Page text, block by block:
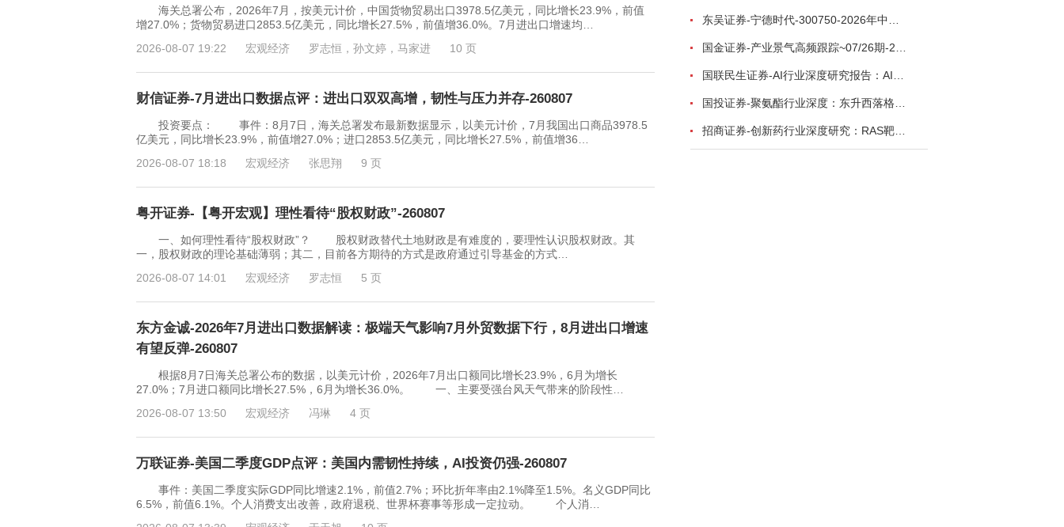
海关总署公布，2026年7月，按美元计价，中国货物贸易出口3978.5亿美元，同比增长23.9%，前值
增27.0%；货物贸易进口2853.5亿美元，同比增长27.5%，前值增36.0%。7月进出口增速均…
2026-08-07 19:22
宏观经济 罗志恒，孙文婷，马家进 10 页
财信证券-7月进出口数据点评：进出口双双高增，韧性与压力并存-260807
投资要点： 事件：8月7日，海关总署发布最新数据显示，以美元计价，7月我国出口商品3978.5
亿美元，同比增长23.9%，前值增27.0%；进口2853.5亿美元，同比增长27.5%，前值增36…
2026-08-07 18:18
宏观经济 张思翔 9 页
粤开证券-【粤开宏观】理性看待“股权财政”-260807
一、如何理性看待“股权财政”？ 股权财政替代土地财政是有难度的，要理性认识股权财政。其
一，股权财政的理论基础薄弱；其二，目前各方期待的方式是政府通过引导基金的方式…
2026-08-07 14:01
宏观经济 罗志恒 5 页
东方金诚-2026年7月进出口数据解读：极端天气影响7月外贸数据下行，8月进出口增速
有望反弹-260807
根据8月7日海关总署公布的数据，以美元计价，2026年7月出口额同比增长23.9%，6月为增长
27.0%；7月进口额同比增长27.5%，6月为增长36.0%。 一、主要受强台风天气带来的阶段性…
2026-08-07 13:50
宏观经济 冯琳 4 页
万联证券-美国二季度GDP点评：美国内需韧性持续，AI投资仍强-260807
事件：美国二季度实际GDP同比增速2.1%，前值2.7%；环比折年率由2.1%降至1.5%。名义GDP同比
6.5%，前值6.1%。个人消费支出改善，政府退税、世界杯赛事等形成一定拉动。 个人消…